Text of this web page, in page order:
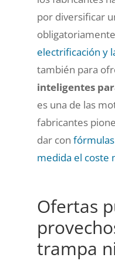
por diversificar
electrificación y
también para
inteligentes
es una de las
fabricantes
dar con
medida el coste
Ofertas
trampa